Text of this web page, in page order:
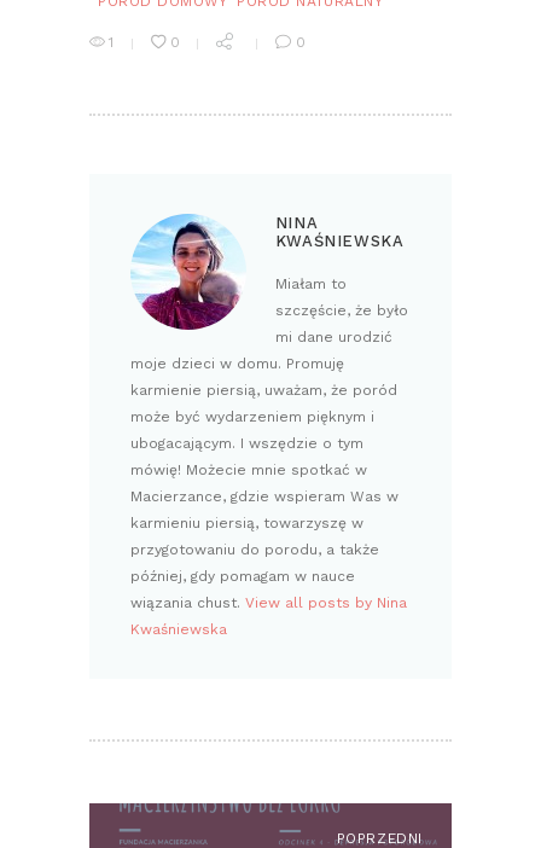
1 0 0
NINA
KWAŚNIEWSKA
Miałam to
szczęście, że było
mi dane urodzić
moje dzieci w domu. Promuję
karmienie piersią, uważam, że poród
może być wydarzeniem pięknym i
ubogacającym. I wszędzie o tym
mówię! Możecie mnie spotkać w
Macierzance, gdzie wspieram Was w
karmieniu piersią, towarzyszę w
przygotowaniu do porodu, a także
później, gdy pomagam w nauce
wiązania chust. View all posts by Nina
Kwaśniewska
POPRZEDNIPrevious